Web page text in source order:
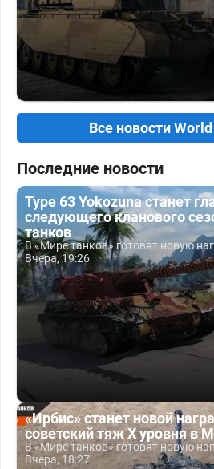
Все новости
Последние новости
Type 63 Yokozuna станет
следующего кланового
танков
В «Мире танков» готовят новую
Вчера, 19:26
«Ирбис» станет новой
советский тяж X уровня в
В «Мире танков» готовят новую
Вчера, 18:27